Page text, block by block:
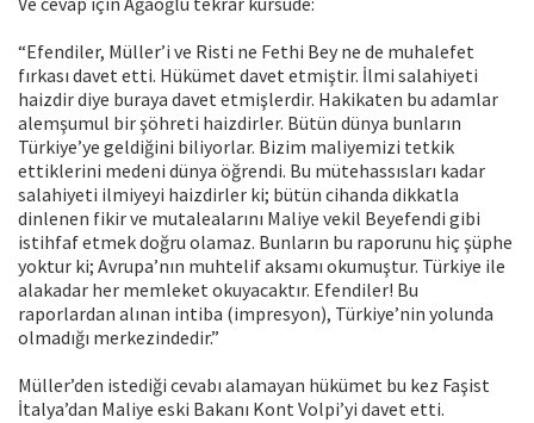
“Efendiler, Müller’i ve Risti ne Fethi Bey ne de muhalefet
fırkası davet etti. Hükümet davet etmiştir. İlmi salahiyeti
haizdir diye buraya davet etmişlerdir. Hakikaten bu adamlar
alemşumul bir şöhreti haizdirler. Bütün dünya bunların
Türkiye’ye geldiğini biliyorlar. Bizim maliyemizi tetkik
ettiklerini medeni dünya öğrendi. Bu mütehassısları kadar
salahiyeti ilmiyeyi haizdirler ki; bütün cihanda dikkatla
dinlenen fikir ve mutalealarını Maliye vekil Beyefendi gibi
istihfaf etmek doğru olamaz. Bunların bu raporunu hiç şüphe
yoktur ki; Avrupa’nın muhtelif aksamı okumuştur. Türkiye ile
alakadar her memleket okuyacaktır. Efendiler! Bu
raporlardan alınan intiba (impresyon), Türkiye’nin yolunda
olmadığı merkezindedir.”
Müller’den istediği cevabı alamayan hükümet bu kez Faşist
İtalya’dan Maliye eski Bakanı Kont Volpi’yi davet etti.